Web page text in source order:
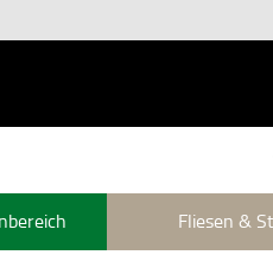
Fliesen &